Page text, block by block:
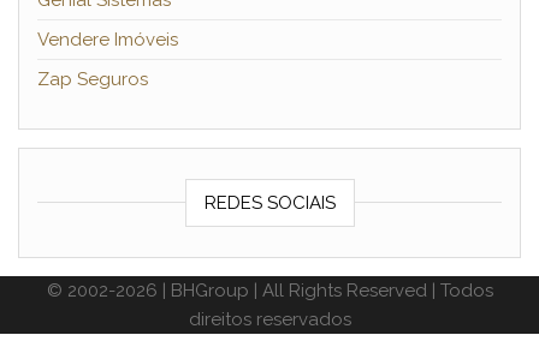
Vendere Imóveis
Zap Seguros
REDES SOCIAIS
© 2002-2026 | BHGroup | All Rights Reserved | Todos
direitos reservados